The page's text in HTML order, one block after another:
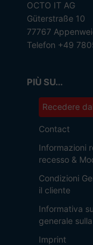
OCTO IT AG
Güterstraße 10
77767
Telefon +49
PIÙ SU...
Recedere
Contact
Informazioni
recesso &
Condizioni
il cliente
Informativa
generale
Imprint